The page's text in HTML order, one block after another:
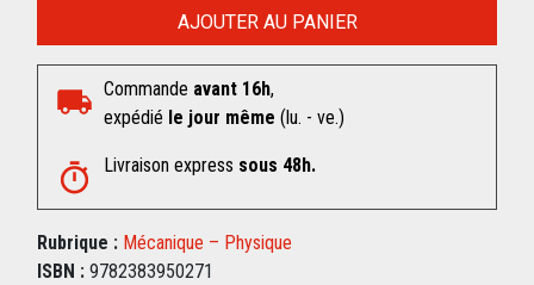
AJOUTER AU PANIER
Commande avant 16h,
expédié le jour même (lu. - ve.)
Livraison express sous 48h.
Rubrique : Mécanique – Physique
ISBN : 9782383950271